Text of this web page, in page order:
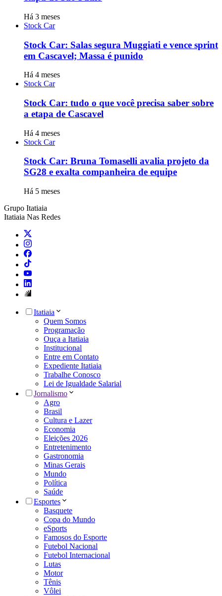
Há 3 meses
Stock Car
Stock Car: Salas segura Muggiati e vence sprint
em Cascavel; Massa é punido
Há 4 meses
Stock Car
Stock Car: tudo o que você precisa saber sobre
a etapa de Cascavel
Há 4 meses
Stock Car
Stock Car: Bruna Tomaselli avalia projeto da
SG28 e exalta companheira de equipe
Há 5 meses
Grupo Itatiaia
Itatiaia Nas Redes
Itatiaia
Quem Somos
Programação
Ouça a Itatiaia
Institucional
Entre em Contato
Expediente Itatiaia
Trabalhe Conosco
Lei de Igualdade Salarial
Jornalismo
Agro
Brasil
Cultura e Lazer
Economia
Eleições 2026
Entretenimento
Gastronomia
Minas Gerais
Mundo
Política
Saúde
Esportes
Basquete
Copa do Mundo
eSports
Famosos do Esporte
Futebol Nacional
Futebol Internacional
Lutas
Motor
Tênis
Vôlei